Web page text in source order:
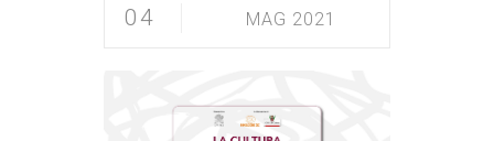
04 MAG 2021